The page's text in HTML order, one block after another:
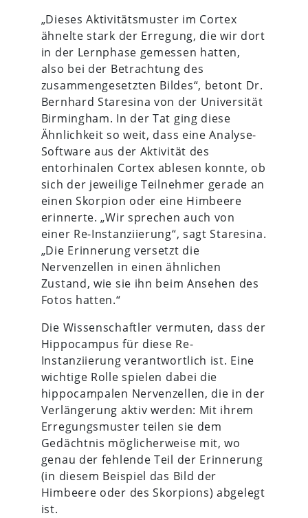
„Dieses Aktivitätsmuster im Cortex
ähnelte stark der Erregung, die wir dort
in der Lernphase gemessen hatten,
also bei der Betrachtung des
zusammengesetzten Bildes“, betont Dr.
Bernhard Staresina von der Universität
Birmingham. In der Tat ging diese
Ähnlichkeit so weit, dass eine Analyse-
Software aus der Aktivität des
entorhinalen Cortex ablesen konnte, ob
sich der jeweilige Teilnehmer gerade an
einen Skorpion oder eine Himbeere
erinnerte. „Wir sprechen auch von
einer Re-Instanziierung“, sagt Staresina.
„Die Erinnerung versetzt die
Nervenzellen in einen ähnlichen
Zustand, wie sie ihn beim Ansehen des
Fotos hatten.“
Die Wissenschaftler vermuten, dass der
Hippocampus für diese Re-
Instanziierung verantwortlich ist. Eine
wichtige Rolle spielen dabei die
hippocampalen Nervenzellen, die in der
Verlängerung aktiv werden: Mit ihrem
Erregungsmuster teilen sie dem
Gedächtnis möglicherweise mit, wo
genau der fehlende Teil der Erinnerung
(in diesem Beispiel das Bild der
Himbeere oder des Skorpions) abgelegt
ist.